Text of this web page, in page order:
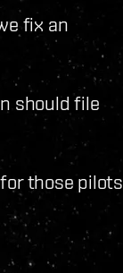
fix an
should file
those pilots